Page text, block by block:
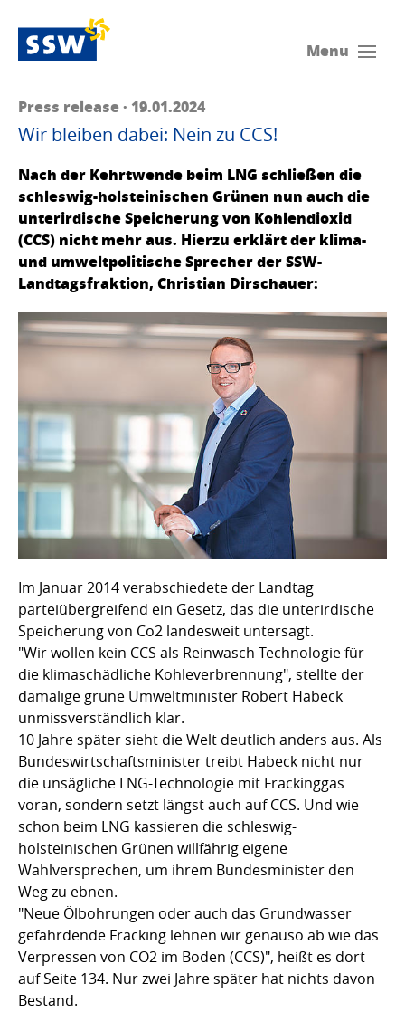
Menu
Press release · 19.01.2024
Wir bleiben dabei: Nein zu CCS!
Nach der Kehrtwende beim LNG schließen die
schleswig-holsteinischen Grünen nun auch die
unterirdische Speicherung von Kohlendioxid
(CCS) nicht mehr aus. Hierzu erklärt der klima-
und umweltpolitische Sprecher der SSW-
Landtagsfraktion, Christian Dirschauer:
Im Januar 2014 verabschiedete der Landtag
parteiübergreifend ein Gesetz, das die unterirdische
Speicherung von Co2 landesweit untersagt.
"Wir wollen kein CCS als Reinwasch-Technologie für
die klimaschädliche Kohleverbrennung", stellte der
damalige grüne Umweltminister Robert Habeck
unmissverständlich klar.
10 Jahre später sieht die Welt deutlich anders aus. Als
Bundeswirtschaftsminister treibt Habeck nicht nur
die unsägliche LNG-Technologie mit Frackinggas
voran, sondern setzt längst auch auf CCS. Und wie
schon beim LNG kassieren die schleswig-
holsteinischen Grünen willfährig eigene
Wahlversprechen, um ihrem Bundesminister den
Weg zu ebnen.
"Neue Ölbohrungen oder auch das Grundwasser
gefährdende Fracking lehnen wir genauso ab wie das
Verpressen von CO2 im Boden (CCS)", heißt es dort
auf Seite 134. Nur zwei Jahre später hat nichts davon
Bestand.